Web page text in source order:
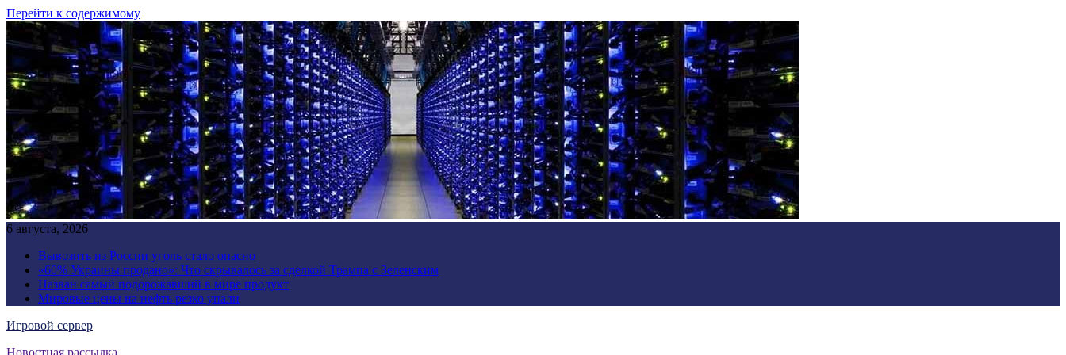
Перейти к содержимому
6 августа, 2026
Вывозить из России уголь стало опасно
«60% Украины продано»: Что скрывалось за сделкой Трампа с Зеленским
Назван самый подорожавший в мире продукт
Мировые цены на нефть резко упали
Игровой сервер
Новостная рассылка